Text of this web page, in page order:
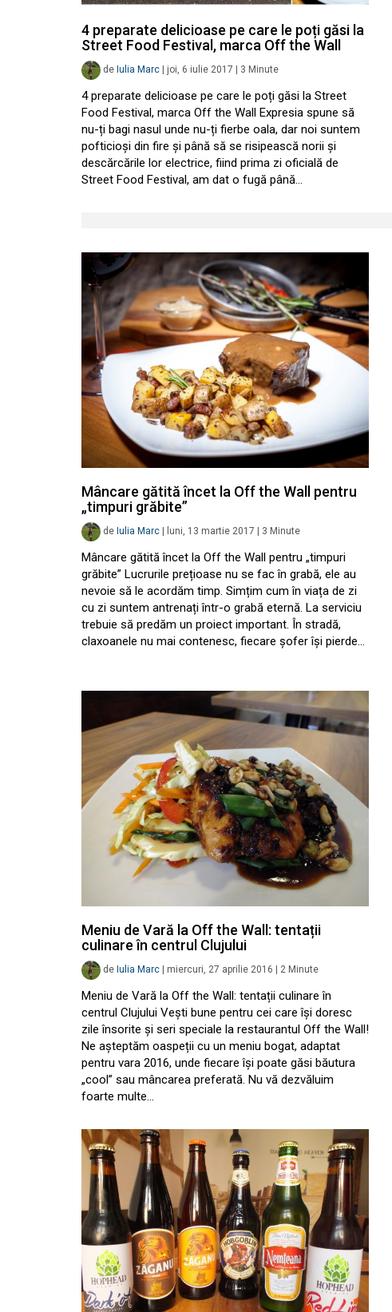
4 preparate delicioase pe care le poți găsi la
Street Food Festival, marca Off the Wall
de Iulia Marc joi, 6 iulie 2017 3 Minute
4 preparate delicioase pe care le poți găsi la Street
Food Festival, marca Off the Wall Expresia spune să
nu-ți bagi nasul unde nu-ți fierbe oala, dar noi suntem
pofticioși din fire și până să se risipească norii și
descărcările lor electrice, fiind prima zi oficială de
Street Food Festival, am dat o fugă până…
Mâncare gătită încet la Off the Wall pentru
„timpuri grăbite”
de Iulia Marc luni, 13 martie 2017 3 Minute
Mâncare gătită încet la Off the Wall pentru „timpuri
grăbite” Lucrurile prețioase nu se fac în grabă, ele au
nevoie să le acordăm timp. Simțim cum în viața de zi
cu zi suntem antrenați într-o grabă eternă. La serviciu
trebuie să predăm un proiect important. În stradă,
claxoanele nu mai contenesc, fiecare șofer își pierde…
Meniu de Vară la Off the Wall: tentații
culinare în centrul Clujului
de Iulia Marc miercuri, 27 aprilie 2016 2 Minute
Meniu de Vară la Off the Wall: tentații culinare în
centrul Clujului Vești bune pentru cei care își doresc
zile însorite și seri speciale la restaurantul Off the Wall!
Ne așteptăm oaspeții cu un meniu bogat, adaptat
pentru vara 2016, unde fiecare își poate găsi băutura
„cool” sau mâncarea preferată. Nu vă dezvăluim
foarte multe…